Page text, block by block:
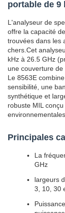
portable de 9
L'analyseur de
offre la capacité
trouvées dans les
chers.Cet
kHz à 26.5 GHz
une couverture
Le 8563E
sensibilité, une
synthétique et
robuste MIL
Principales
La
GHz
largeurs
3, 10, 30